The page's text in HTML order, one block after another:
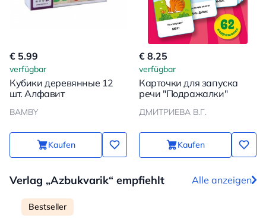
€ 5.99
verfügbar
Кубики деревянные 12
шт. Алфавит
BAMBY
Kaufen
€ 8.25
verfügbar
Карточки для запуска
речи "Подражалки"
ДМИТРИЕВА В.Г.
Kaufen
Verlag „Azbukvarik“ empfiehlt Alle anzeigen
Bestseller